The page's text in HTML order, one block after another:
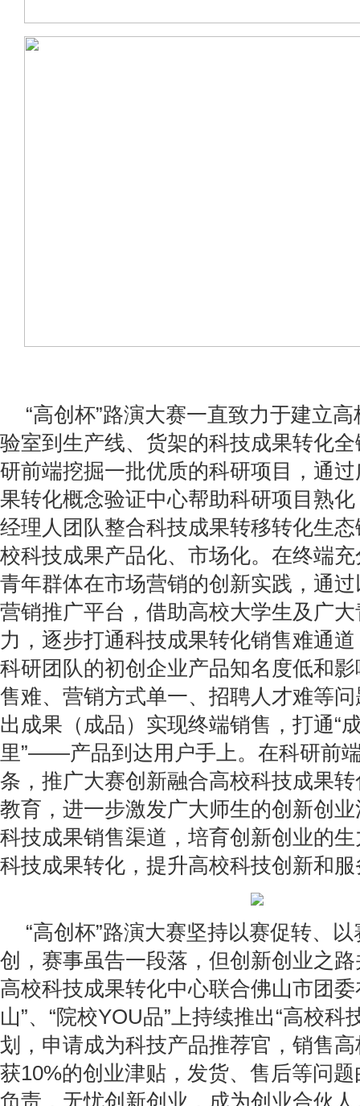
“高创杯”路演大赛一直致力于建立
验室到生产线、货架的科技成果转化
研前端挖掘一批优质的科研项目，通
果转化概念验证中心帮助科研项目熟
经理人团队整合科技成果转移转化生
校科技成果产品化、市场化。在终端
青年群体在市场营销的创新实践，通
营销推广平台，借助高校大学生及广
力，逐步打通科技成果转化销售难通
科研团队的初创企业产品知名度低和
售难、营销方式单一、招聘人才难等
出成果（成品）实现终端销售，打通“
里”——产品到达用户手上。在科研前
条，推广大赛创新融合高校科技成果
教育，进一步激发广大师生的创新创
科技成果销售渠道，培育创新创业的
科技成果转化，提升高校科技创新和
“高创杯”路演大赛坚持以赛促转、
创，赛事虽告一段落，但创新创业之
高校科技成果转化中心联合佛山市团委
山”、“院校YOU品”上持续推出“高校科
划，申请成为科技产品推荐官，销售
获10%的创业津贴，发货、售后等问
负责，无忧创新创业，成为创业合伙人